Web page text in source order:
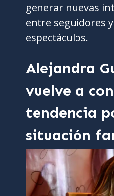
generar nuevas
entre seguidores
espectáculos.
Alejandra
vuelve a
tendencia
situación